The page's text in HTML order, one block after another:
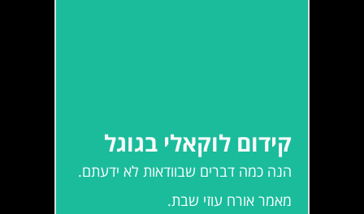
קידום לוקאלי בגוגל
הנה כמה דברים שבוודאות לא ידעתם.
מאמר אורח עוזי שבת.
הנה כמה דברים שבוודאות לא ידעתם.
מאמר אורח עוזי שבת.
קרא עוד